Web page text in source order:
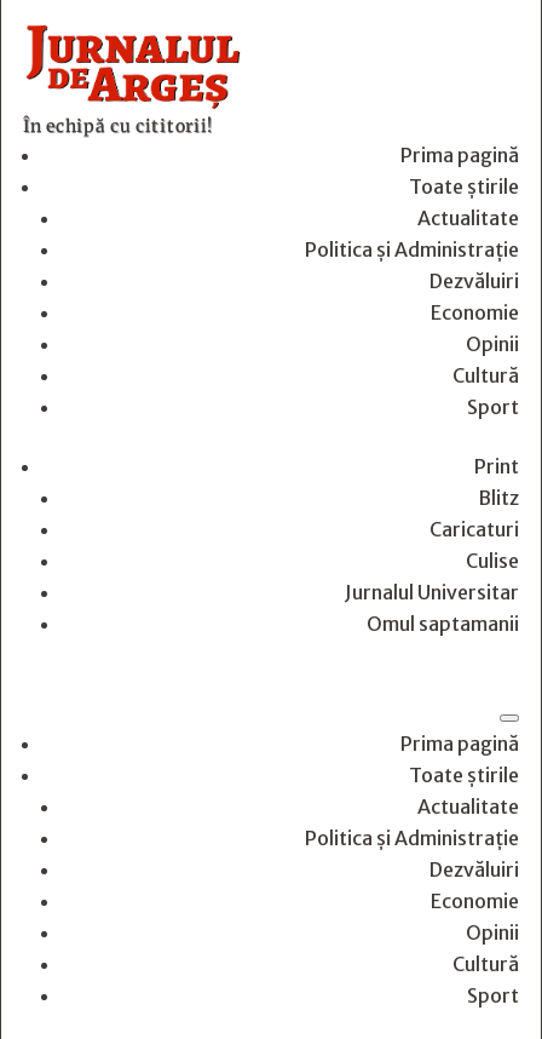
În echipă cu cititorii!
Prima pagină
Toate știrile
Actualitate
Politica și Administrație
Dezvăluiri
Economie
Opinii
Cultură
Sport
Print
Blitz
Caricaturi
Culise
Jurnalul Universitar
Omul saptamanii
Prima pagină
Toate știrile
Actualitate
Politica și Administrație
Dezvăluiri
Economie
Opinii
Cultură
Sport